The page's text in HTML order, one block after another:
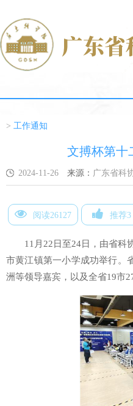
> 工作通知
文搏杯第十
2024-11-26 来源： 广东省科
阅读26127 推荐3
11月22日至24日，由省科
市黄江镇第一小学成功举行。
洲等领导嘉宾，以及全省19市